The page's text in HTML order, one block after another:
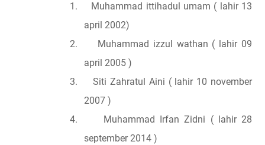
1.
Muhammad ittihadul umam ( lahir 13
april 2002)
2.
Muhammad izzul wathan ( lahir 09
april 2005 )
3.
Siti Zahratul Aini ( lahir 10 november
2007 )
4.
Muhammad Irfan Zidni ( lahir 28
september 2014 )